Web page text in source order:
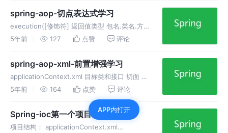
spring-aop-切点表达式学习
execution([修饰符] 返回值类型 包名.类名.方
法名(参数)) 修饰符可以省略 返回值类型、包
替包 : 代表当前包和子包下
5年前 127 点赞 评论
spring-aop-xml-前置增强学习
applicationContext.xml 目标类和接口 切面 测
试类。演示前置增强如何使用？包含代码和配置
5年前 164 点赞 评论
Spring-ioc第一个项目（itheima）
项目结构： applicationContext.xml
APP内打开